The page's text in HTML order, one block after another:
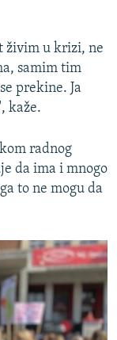
živim u krizi, ne
samim tim
prekine. Ja
kaže.
radnog
da ima i mnogo
to ne mogu da